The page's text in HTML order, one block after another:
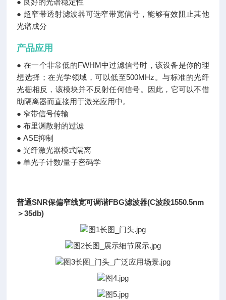
● 良好的光谱稳定性
● 超窄带透射滤波器可选窄带宽信号，能够有效阻止其他
光谱成分
产品应用
● 在一个非常低的FWHM中过滤信号时，该设备是你的理
想选择；在光学领域，可以低至500MHz。与标准的光纤
光栅相反，该模块并不反射任何信号。因此，它可以不借
助隔离器而直接用于激光应用中。
● 窄带信号传输
● 布里渊散射的过滤
● ASE抑制
● 光纤激光器模式隔离
● 单光子计数/量子密码学
普通SNR保偏窄线宽可调谐FBG滤波器(C波段1550.5nm
＞35db)